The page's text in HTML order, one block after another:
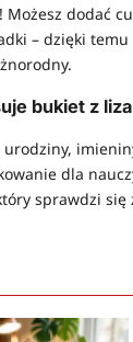
Możesz dodać
– dzięki
bukiet z
dla
sprawdzi się